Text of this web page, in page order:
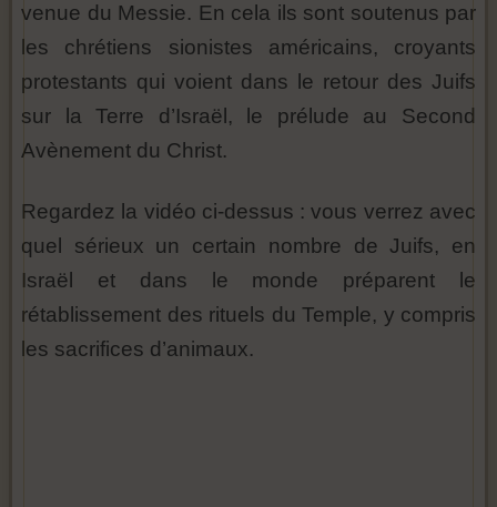
venue du Messie. En cela ils sont soutenus par
les chrétiens sionistes américains, croyants
protestants qui voient dans le retour des Juifs
sur la Terre d’Israël, le prélude au Second
Avènement du Christ.
Regardez la vidéo ci-dessus : vous verrez avec
quel sérieux un certain nombre de Juifs, en
Israël et dans le monde préparent le
rétablissement des rituels du Temple, y compris
les sacrifices d’animaux.